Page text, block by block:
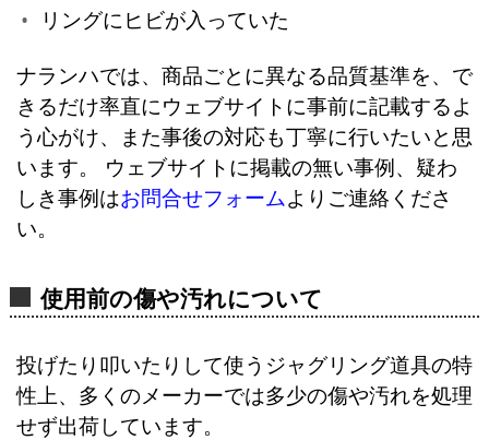
リングにヒビが入っていた
ナランハでは、商品ごとに異なる品質基準を、で
きるだけ率直にウェブサイトに事前に記載するよ
う心がけ、また事後の対応も丁寧に行いたいと思
います。 ウェブサイトに掲載の無い事例、疑わ
しき事例はお問合せフォームよりご連絡くださ
い。
使用前の傷や汚れについて
投げたり叩いたりして使うジャグリング道具の特
性上、多くのメーカーでは多少の傷や汚れを処理
せず出荷しています。